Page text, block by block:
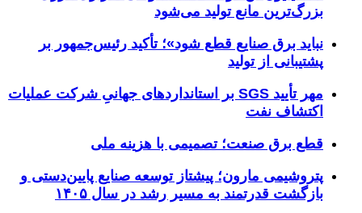
بزرگ‌ترین مانع تولید می‌شود
نباید برق صنایع قطع شود»؛ تأکید رئیس‌جمهور بر
پشتیبانی از تولید
مهر تأیید SGS بر استانداردهای جهانیِ شرکت عملیات
اکتشاف نفت
قطع برق صنعت؛ تصمیمی با هزینه ملی
پتروشیمی مارون؛ پیشتاز توسعه صنایع پایین‌دستی و
بازگشت قدرتمند به مسیر رشد در سال ۱۴۰۵